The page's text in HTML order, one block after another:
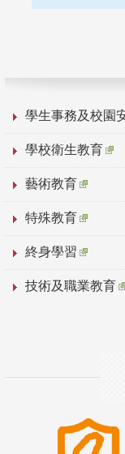
學生事務及校園
學校衛生教育
藝術教育
特殊教育
終身學習
技術及職業教育